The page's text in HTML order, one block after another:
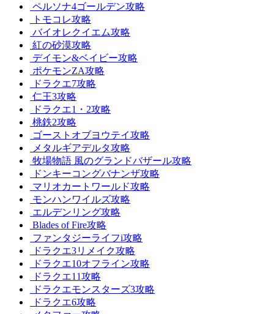
ペルソナ4ゴールデン攻略
トモコレ攻略
バイオレクイエム攻略
紅の砂漠攻略
デイモン&ベイビー攻略
ポケモンZA攻略
ドラクエ7攻略
仁王3攻略
ドラクエ1・2攻略
桃鉄2攻略
ゴーストオブヨウテイ攻略
メタルギアデルタ攻略
牧場物語 風のグランドバザール攻略
ドンキーコングバナンザ攻略
マリオカートワールド攻略
モンハンワイルズ攻略
エルデンリング攻略
Blades of Fire攻略
ファンタジーライフi攻略
ドラクエ3リメイク攻略
ドラクエ10オフライン攻略
ドラクエ11攻略
ドラクエモンスターズ3攻略
ドラクエ6攻略